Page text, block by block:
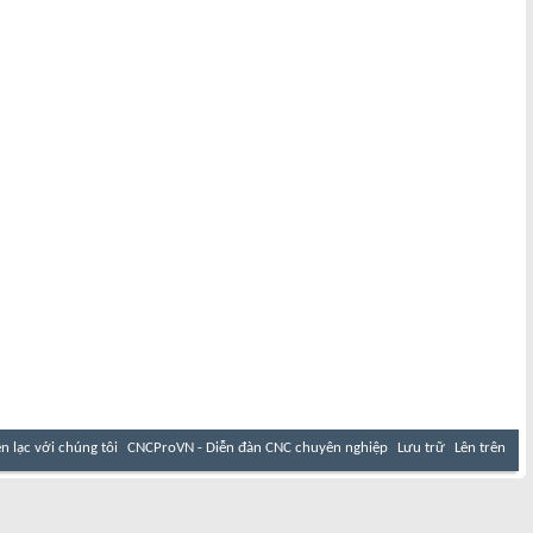
lạc với chúng tôi CNCProVN - Diễn đàn CNC chuyên nghiệp Lưu trữ Lên trên